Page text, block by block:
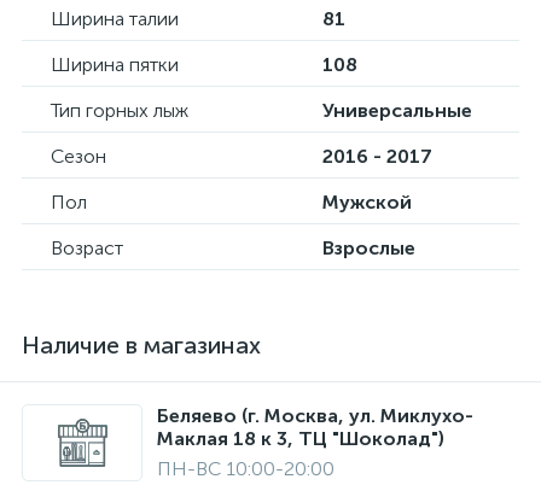
Ширина талии
81
Ширина пятки
108
Тип горных лыж
Универсальные
Сезон
2016 - 2017
Пол
Мужской
Возраст
Взрослые
Наличие в магазинах
Беляево (г. Москва, ул. Миклухо-
Маклая 18 к 3, ТЦ "Шоколад")
ПН-ВС 10:00-20:00